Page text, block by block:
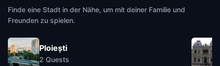
Finde eine Stadt in der Nähe, um mit deiner Familie und
Freunden zu spielen.
Ploiești
2 Quests